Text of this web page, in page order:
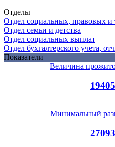
Отделы
Отдел социальных, правовых
Отдел семьи и детства
Отдел социальных выплат
Отдел бухгалтерского учета,
Показатели
Величина
Минимальный